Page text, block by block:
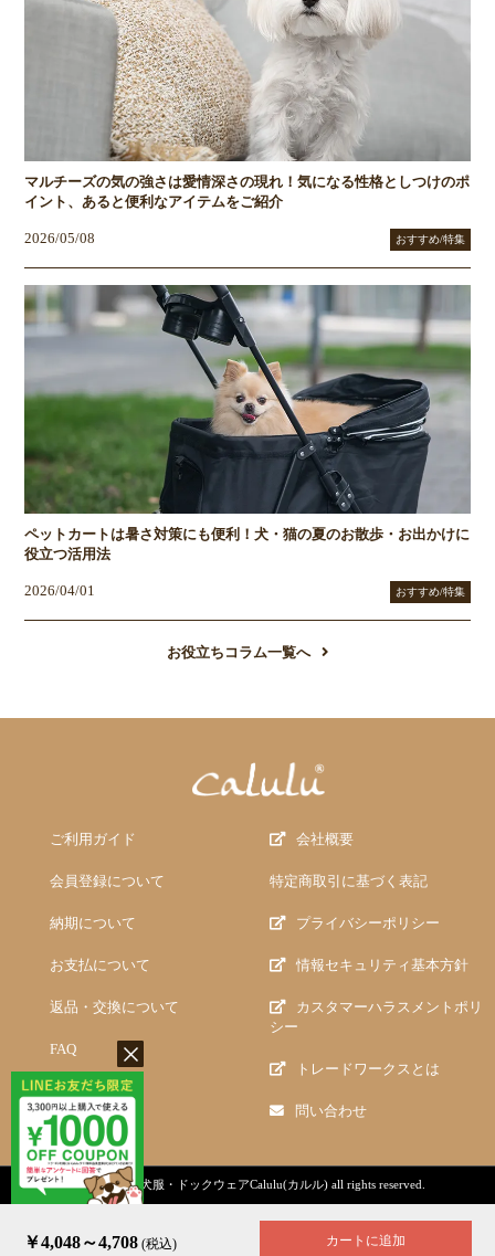
￥4,048～4,708(税込) カートに追加
マルチーズの気の強さは愛情深さの現れ！気になる性格としつけのポ
イント、あると便利なアイテムをご紹介
2026/05/08 おすすめ/特集
ペットカートは暑さ対策にも便利！犬・猫の夏のお散歩・お出かけに
役立つ活用法
2026/04/01 おすすめ/特集
お役立ちコラム一覧へ
ご利用ガイド
会員登録について
納期について
お支払について
返品・交換について
FAQ
会社概要
特定商取引に基づく表記
プライバシーポリシー
情報セキュリティ基本方針
カスタマーハラスメントポリ
シー
トレードワークスとは
問い合わせ
copyright (c)犬服・ドックウェアCalulu(カルル) all rights reserved.